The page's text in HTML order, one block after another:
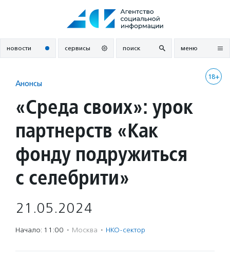
новости сервисы поиск меню
18+
Анонсы
«Среда своих»: урок
партнерств «Как
фонду подружиться
с селебрити»
21.05.2024
Начало: 11:00 · Москва · НКО-сектор